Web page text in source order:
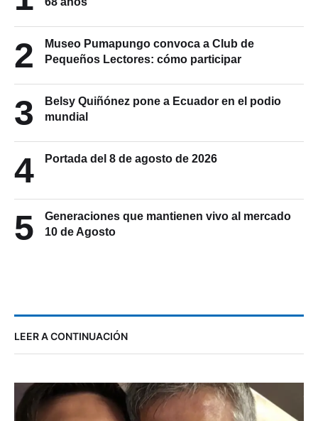
2
Museo Pumapungo convoca a Club de
Pequeños Lectores: cómo participar
3
Belsy Quiñónez pone a Ecuador en el podio
mundial
4 Portada del 8 de agosto de 2026
5
Generaciones que mantienen vivo al mercado
10 de Agosto
LEER A CONTINUACIÓN